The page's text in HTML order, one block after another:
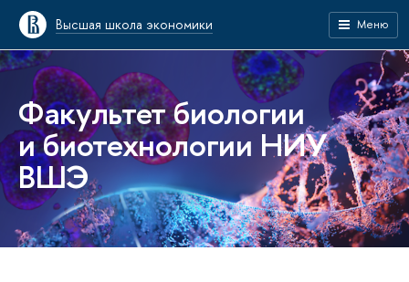
Высшая школа экономики Меню
Факультет биологии
и биотехнологии НИУ
ВШЭ